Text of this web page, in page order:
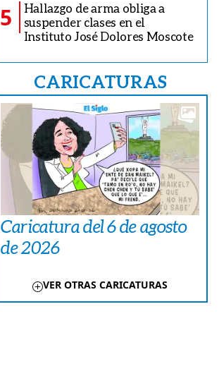
5
Hallazgo de arma obliga a
suspender clases en el
Instituto José Dolores Moscote
CARICATURAS
Caricatura del 6 de agosto
de 2026
VER OTRAS CARICATURAS